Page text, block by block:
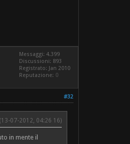
Messaggi: 4.399
Discussioni: 893
Registrato: Jan 2010
Reputazione: 0
#32
(13-07-2012, 04:26 16)
in mente il